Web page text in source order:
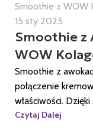
Smoothie z WOW
15 sty 2025
Smoothie z
WOW
Smoothie z
połączenie
właściwości.
Czytaj Dalej